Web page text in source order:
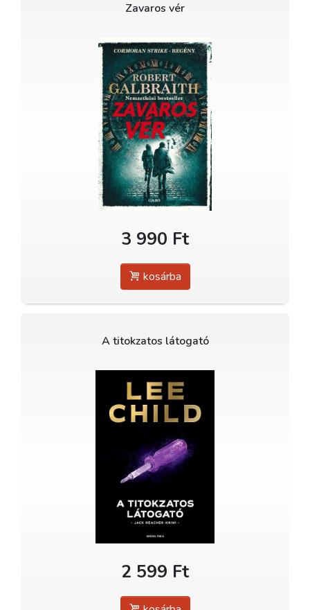
Zavaros vér
3 990 Ft
kosárba
A titokzatos látogató
2 599 Ft